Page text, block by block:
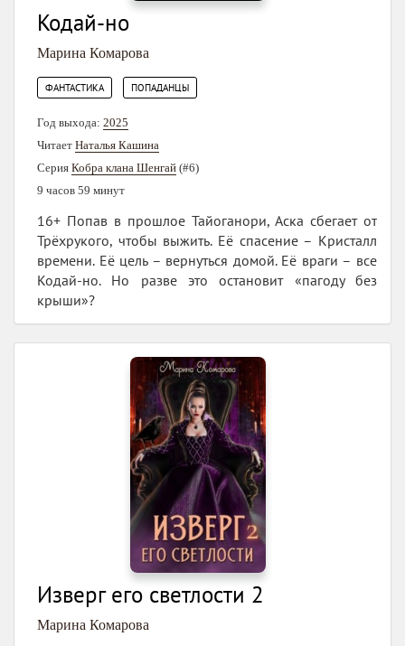
Кодай-но
Марина Комарова
ФАНТАСТИКА ПОПАДАНЦЫ
Год выхода: 2025
Читает Наталья Кашина
Серия Кобра клана Шенгай (#6)
9 часов 59 минут
16+ Попав в прошлое Тайоганори, Аска сбегает от
Трёхрукого, чтобы выжить. Её спасение – Кристалл
времени. Её цель – вернуться домой. Её враги – все
Кодай-но. Но разве это остановит «пагоду без
крыши»?
Изверг его светлости 2
Марина Комарова